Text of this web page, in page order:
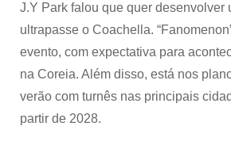
J.Y Park falou que quer desenvolver
ultrapasse o Coachella.
evento, com expectativa para
na Coreia. Além disso, está nos
verão com turnês nas principais
partir de 2028.